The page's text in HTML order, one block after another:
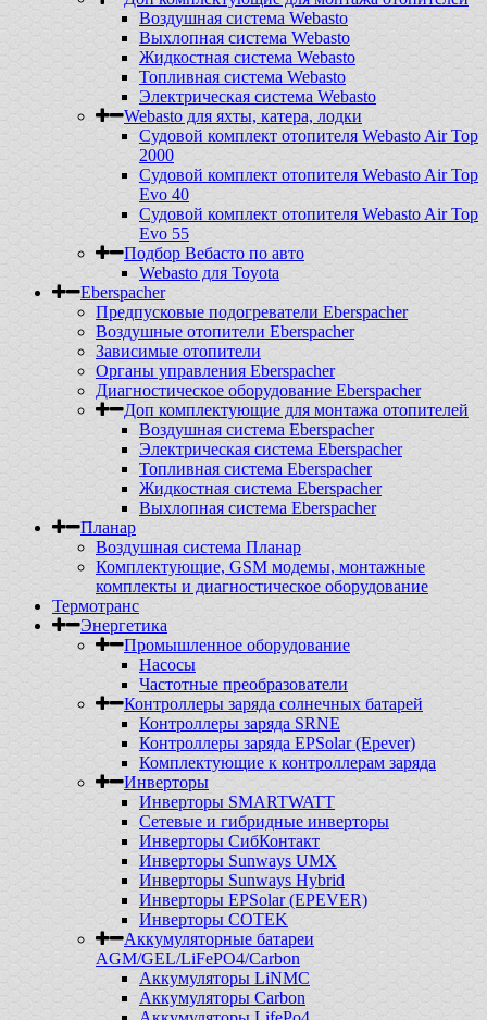
Воздушная система Webasto
Выхлопная система Webasto
Жидкостная система Webasto
Топливная система Webasto
Электрическая система Webasto
Webasto для яхты, катера, лодки
Судовой комплект отопителя Webasto Air Top
2000
Судовой комплект отопителя Webasto Air Top
Evo 40
Судовой комплект отопителя Webasto Air Top
Evo 55
Подбор Вебасто по авто
Webasto для Toyota
Eberspacher
Предпусковые подогреватели Eberspacher
Воздушные отопители Eberspacher
Зависимые отопители
Органы управления Eberspacher
Диагностическое оборудование Eberspacher
Доп комплектующие для монтажа отопителей
Воздушная система Eberspacher
Электрическая система Eberspacher
Топливная система Eberspacher
Жидкостная система Eberspacher
Выхлопная система Eberspacher
Планар
Воздушная система Планар
Комплектующие, GSM модемы, монтажные
комплекты и диагностическое оборудование
Термотранс
Энергетика
Промышленное оборудование
Насосы
Частотные преобразователи
Контроллеры заряда солнечных батарей
Контроллеры заряда SRNE
Контроллеры заряда EPSolar (Epever)
Комплектующие к контроллерам заряда
Инверторы
Инверторы SMARTWATT
Сетевые и гибридные инверторы
Инверторы СибКонтакт
Инверторы Sunways UMX
Инверторы Sunways Hybrid
Инверторы EPSolar (EPEVER)
Инверторы COTEK
Аккумуляторные батареи
AGM/GEL/LiFePO4/Carbon
Аккумуляторы LiNMC
Аккумуляторы Carbon